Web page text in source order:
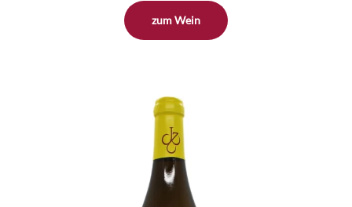
zum Wein